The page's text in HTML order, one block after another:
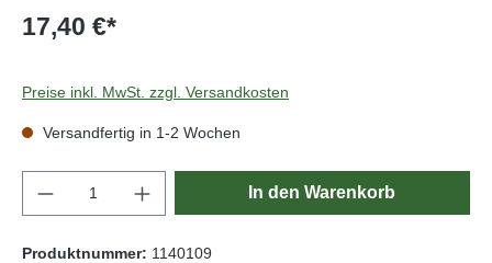
17,40 €*
Preise inkl. MwSt. zzgl. Versandkosten
Versandfertig in 1-2 Wochen
Produkt Anzahl: Gib den gewünschten
In den Warenkorb
Produktnummer: 1140109